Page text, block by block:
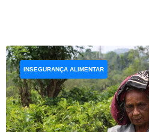
INSEGURANÇA ALIMENTAR